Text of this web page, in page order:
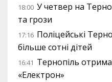
18:00 У четвер на
та грози
17:16 Поліцейські
більше сотні дітей
16:41 Тернопіль
«Електрон»